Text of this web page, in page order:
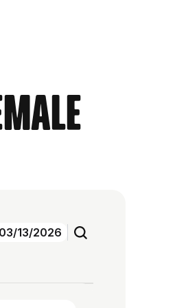
03/13/2026